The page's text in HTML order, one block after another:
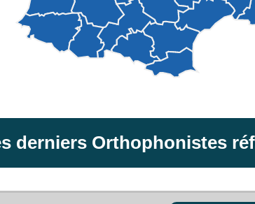
derniers Orthophonistes